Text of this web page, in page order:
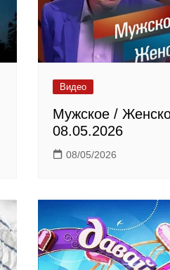
Видео
Мужское /
08.05.2026
08/05/2026